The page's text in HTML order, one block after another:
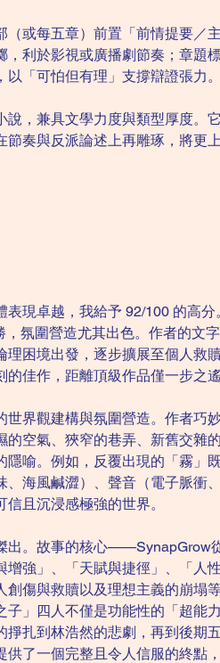
或每五章）前置「前情提要／
，利於影視或廣播劇節奏；章
「可怕但有理」支撐辯證張力。
，兼具文學力度與類型厚度。
奏與反派論述上再雕琢，將更上
現卓越，我給予 92/100 的高
氛圍營造尤其出色。作者的文
困境出發，逐步擴展至個人救
佳作，距離頂級作品僅一步之
界觀建構與氛圍營造。作者巧
空氣、狹窄的巷弄、新舊交雜
喻。例如，反覆出現的「霧」
海風鹹澀）、聲音（電子脈衝
且沉浸感極強的世界。
出。故事的核心
強」、「天賦與捷徑」、「人
傷與救贖以及理想主義的崩塌
」四人不僅是功能性的「超能
扎到林浩然的悲劇，再到後期
了一個完整且令人信服的終點